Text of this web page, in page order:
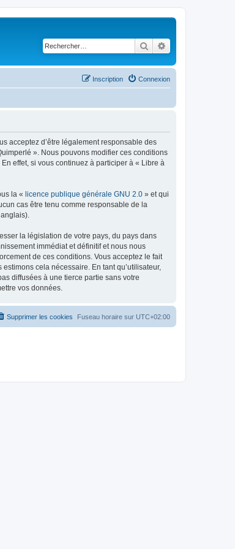
Rechercher
Connexion
Inscription
acceptez d’être légalement responsable des
». Nous pouvons modifier ces conditions
effet, si vous continuez à participer à « Libre à
la « licence publique générale GNU 2.0 » et qui
cas être tenu comme responsable de la
la législation de votre pays, du pays dans
immédiat et définitif et nous nous
de ces conditions. Vous acceptez le fait
cela nécessaire. En tant qu’utilisateur,
diffusées à une tierce partie sans votre
vos données.
Fuseau horaire sur UTC+02:00
Supprimer les cookies